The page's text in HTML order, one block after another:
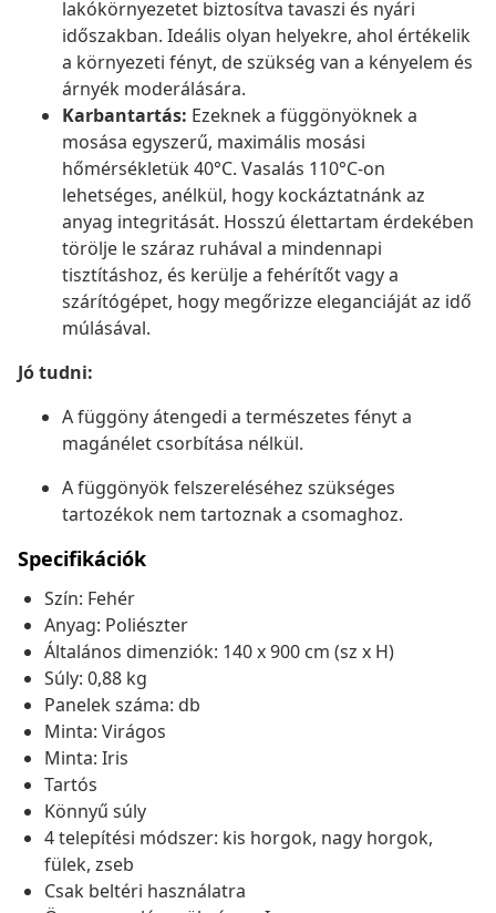
lakókörnyezetet biztosítva tavaszi és nyári
időszakban. Ideális olyan helyekre, ahol értékelik
a környezeti fényt, de szükség van a kényelem és
árnyék moderálására.
Karbantartás: Ezeknek a függönyöknek a
mosása egyszerű, maximális mosási
hőmérsékletük 40°C. Vasalás 110°C-on
lehetséges, anélkül, hogy kockáztatnánk az
anyag integritását. Hosszú élettartam érdekében
törölje le száraz ruhával a mindennapi
tisztításhoz, és kerülje a fehérítőt vagy a
szárítógépet, hogy megőrizze eleganciáját az idő
múlásával.
Jó tudni:
A függöny átengedi a természetes fényt a
magánélet csorbítása nélkül.
A függönyök felszereléséhez szükséges
tartozékok nem tartoznak a csomaghoz.
Specifikációk
Szín: Fehér
Anyag: Poliészter
Általános dimenziók: 140 x 900 cm (sz x H)
Súly: 0,88 kg
Panelek száma: db
Minta: Virágos
Minta: Iris
Tartós
Könnyű súly
4 telepítési módszer: kis horgok, nagy horgok,
fülek, zseb
Csak beltéri használatra